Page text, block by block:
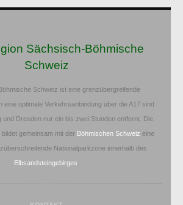
Sächsisch-Böhmische
Schweiz
Schweiz ist eine grenzübergreifende
eine optimale Verkehrsanbindung über die A17 sind
und Dresden nur ein bis zwei Stunden entfernt. Die
bildet gemeinsam mit der Böhmischen Schweiz eine
Nationalparkzone innerhalb des
Elbsandsteingebirges